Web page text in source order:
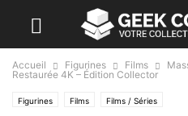
Accueil Figurines Films
Restaurée 4K – Édition Collector
Figurines Films Films / Séries